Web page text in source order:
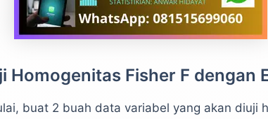
Homogenitas Fisher F dengan
buat 2 buah data variabel yang akan diuji